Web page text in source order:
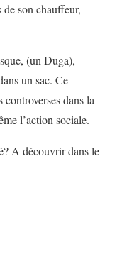
de son chauffeur,
(un Duga),
un sac. Ce
dans la
l’action sociale.
A découvrir dans le